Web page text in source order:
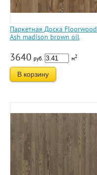
Паркетная Доска Floorwood
Ash madison brown oil
3640 руб. м2
В корзину